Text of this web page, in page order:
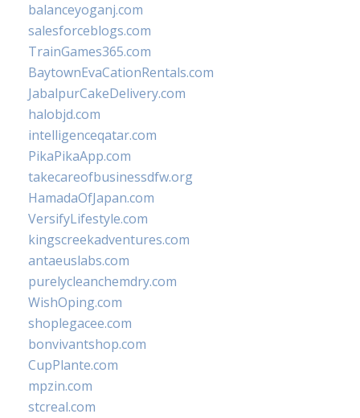
balanceyoganj.com
salesforceblogs.com
TrainGames365.com
BaytownEvaCationRentals.com
JabalpurCakeDelivery.com
halobjd.com
intelligenceqatar.com
PikaPikaApp.com
takecareofbusinessdfw.org
HamadaOfJapan.com
VersifyLifestyle.com
kingscreekadventures.com
antaeuslabs.com
purelycleanchemdry.com
WishOping.com
shoplegacee.com
bonvivantshop.com
CupPlante.com
mpzin.com
stcreal.com